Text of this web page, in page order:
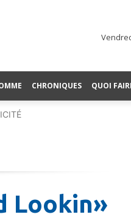
CHRONIQUES QUOI
Lookin»